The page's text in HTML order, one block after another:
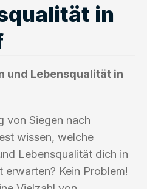
in
und Lebensqualität in
von Siegen nach
wissen, welche
Lebensqualität dich in
erwarten? Kein Problem!